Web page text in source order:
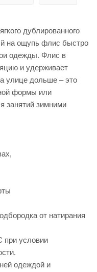
дублированного
на ощупь флис быстро
одежды. Флис в
и удерживает
улице дольше – это
формы или
занятий зимними
от натирания
при условии
одеждой и